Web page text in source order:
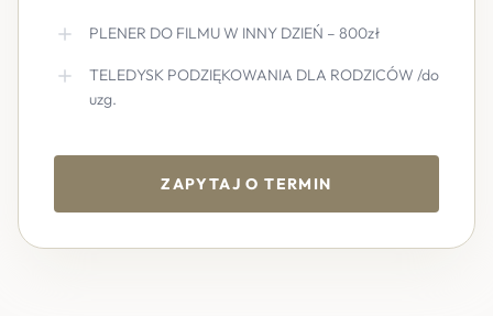
PLENER DO FILMU W INNY DZIEŃ – 800zł
TELEDYSK PODZIĘKOWANIA DLA RODZICÓW /do
uzg.
ZAPYTAJ O TERMIN